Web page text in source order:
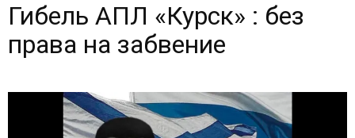
Морской
собор
Гибель АПЛ «Курск» : без
права на забвение